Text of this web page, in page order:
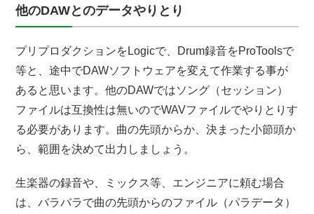
他のDAWとのデータやりとり
プリプロダクションをLogicで、Drum録音をProToolsで
等と、途中でDAWソフトウェアを変えて作業する事が
あると思います。他のDAWではソング（セッション）
ファイルは互換性は無いのでWAVファイルでやりとりす
る必要があります。曲の先頭からか、決まった小節頭か
ら、範囲を決めて出力しましょう。
生楽器の録音や、ミックス等、エンジニアに頼む場合
は、バラバラで曲の先頭からのファイル（パラデータ）